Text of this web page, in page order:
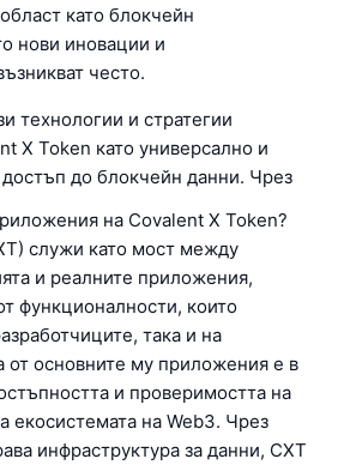
като блокчейн
нови иновации и
често.
технологии и стратегии
X Token като универсално и
до блокчейн данни. Чрез
на Covalent X Token?
служи като мост между
и реалните приложения,
функционалности, които
така и на
от основните му приложения е в
и проверимостта на
екосистемата на Web3. Чрез
инфраструктура за данни, CXT